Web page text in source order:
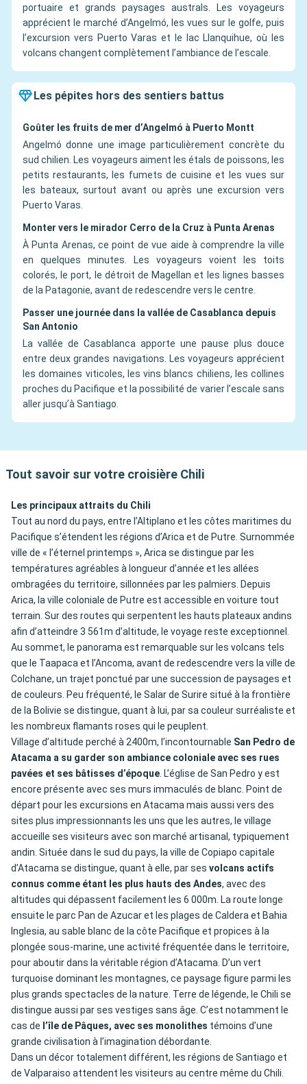
portuaire et grands paysages australs. Les voyageurs
apprécient le marché d’Angelmó, les vues sur le golfe, puis
l’excursion vers Puerto Varas et le lac Llanquihue, où les
volcans changent complètement l’ambiance de l’escale.
Les pépites hors des sentiers battus
Goûter les fruits de mer d’Angelmó à Puerto Montt
Angelmó donne une image particulièrement concrète du
sud chilien. Les voyageurs aiment les étals de poissons, les
petits restaurants, les fumets de cuisine et les vues sur
les bateaux, surtout avant ou après une excursion vers
Puerto Varas.
Monter vers le mirador Cerro de la Cruz à Punta Arenas
À Punta Arenas, ce point de vue aide à comprendre la ville
en quelques minutes. Les voyageurs voient les toits
colorés, le port, le détroit de Magellan et les lignes basses
de la Patagonie, avant de redescendre vers le centre.
Passer une journée dans la vallée de Casablanca depuis
San Antonio
La vallée de Casablanca apporte une pause plus douce
entre deux grandes navigations. Les voyageurs apprécient
les domaines viticoles, les vins blancs chiliens, les collines
proches du Pacifique et la possibilité de varier l’escale sans
aller jusqu’à Santiago.
Tout savoir sur votre croisière Chili
Les principaux attraits du Chili
Tout au nord du pays, entre l’Altiplano et les côtes maritimes du
Pacifique s’étendent les régions d’Arica et de Putre. Surnommée
ville de « l’éternel printemps », Arica se distingue par les
températures agréables à longueur d’année et les allées
ombragées du territoire, sillonnées par les palmiers. Depuis
Arica, la ville coloniale de Putre est accessible en voiture tout
terrain. Sur des routes qui serpentent les hauts plateaux andins
afin d’atteindre 3 561m d’altitude, le voyage reste exceptionnel.
Au sommet, le panorama est remarquable sur les volcans tels
que le Taapaca et l’Ancoma, avant de redescendre vers la ville de
Colchane, un trajet ponctué par une succession de paysages et
de couleurs. Peu fréquenté, le Salar de Surire situé à la frontière
de la Bolivie se distingue, quant à lui, par sa couleur surréaliste et
les nombreux flamants roses qui le peuplent.
Village d’altitude perché à 2400m, l’incontournable San Pedro de
Atacama a su garder son ambiance coloniale avec ses rues
pavées et ses bâtisses d’époque. L’église de San Pedro y est
encore présente avec ses murs immaculés de blanc. Point de
départ pour les excursions en Atacama mais aussi vers des
sites plus impressionnants les uns que les autres, le village
accueille ses visiteurs avec son marché artisanal, typiquement
andin. Située dans le sud du pays, la ville de Copiapo capitale
d’Atacama se distingue, quant à elle, par ses volcans actifs
connus comme étant les plus hauts des Andes, avec des
altitudes qui dépassent facilement les 6 000m. La route longe
ensuite le parc Pan de Azucar et les plages de Caldera et Bahia
Inglesia, au sable blanc de la côte Pacifique et propices à la
plongée sous-marine, une activité fréquentée dans le territoire,
pour aboutir dans la véritable région d’Atacama. D’un vert
turquoise dominant les montagnes, ce paysage figure parmi les
plus grands spectacles de la nature. Terre de légende, le Chili se
distingue aussi par ses vestiges sans âge. C’est notamment le
cas de l’île de Pâques, avec ses monolithes témoins d’une
grande civilisation à l’imagination débordante.
Dans un décor totalement différent, les régions de Santiago et
de Valparaiso attendent les visiteurs au centre même du Chili.